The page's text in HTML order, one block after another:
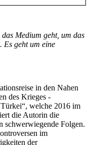
Medium geht, um das
Es geht um eine
in den Nahen
des Krieges -
welche 2016 im
die Autorin die
schwerwiegende Folgen.
im
der